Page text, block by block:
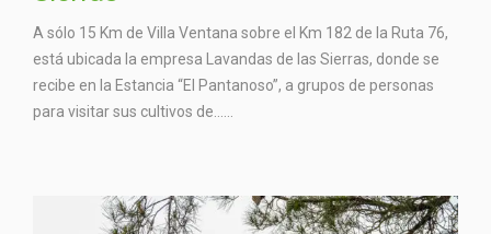
A sólo 15 Km de Villa Ventana sobre el Km 182 de la Ruta 76,
está ubicada la empresa Lavandas de las Sierras, donde se
recibe en la Estancia “El Pantanoso”, a grupos de personas
para visitar sus cultivos de…...